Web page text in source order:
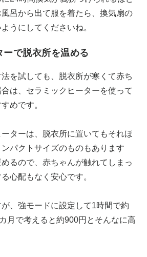
呂から出て服を着たら、換気扇の
うにしてくださいね。
ーで脱衣所を温める
を試しても、脱衣所が寒くて赤ち
は、セラミックヒーターを使って
めです。
ターは、脱衣所に置いてもそれほ
パクトサイズのものもあります
るので、赤ちゃんが触れてしまっ
心配もなく安心です。
、強モードに設定して1時間で約
月で考えると約900円とそんなに高